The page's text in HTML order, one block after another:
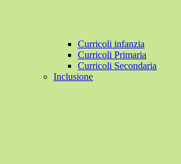
Curricoli infanzia
Curricoli Primaria
Curricoli Secondaria
Inclusione